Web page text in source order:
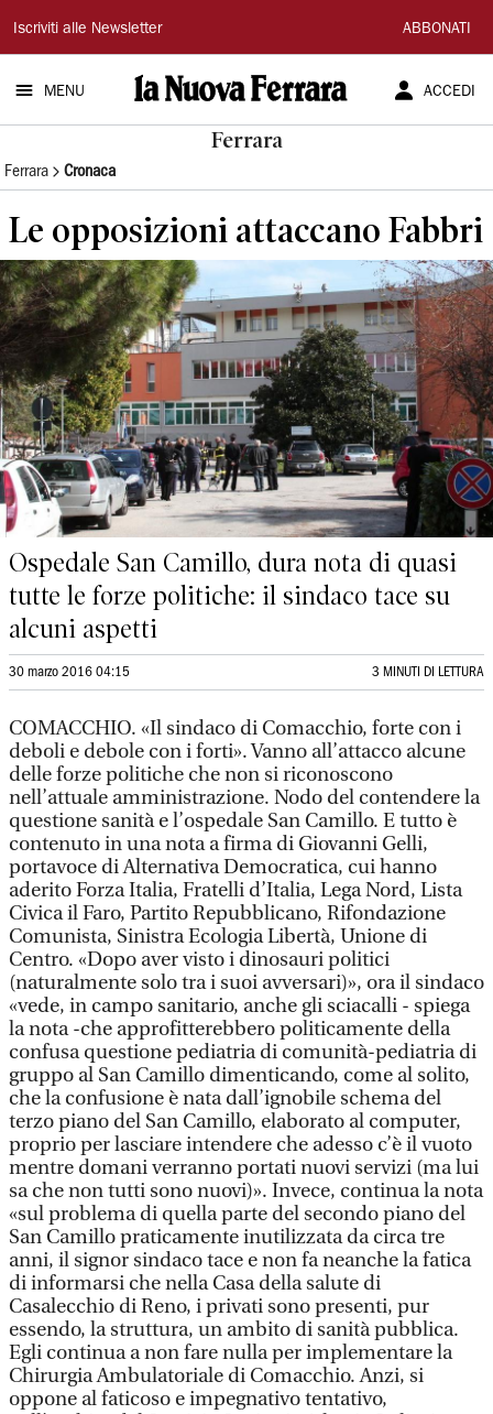
La
Nuova
Ferrara
Iscriviti alle Newsletter ABBONATI
MENU ACCEDI
Ferrara
Ferrara Cronaca
Le opposizioni attaccano Fabbri
Ospedale San Camillo, dura nota di quasi
tutte le forze politiche: il sindaco tace su
alcuni aspetti
30 marzo 2016 04:15 3 MINUTI DI LETTURA
COMACCHIO. «Il sindaco di Comacchio, forte con i
deboli e debole con i forti». Vanno all’attacco alcune
delle forze politiche che non si riconoscono
nell’attuale amministrazione. Nodo del contendere la
questione sanità e l’ospedale San Camillo. E tutto è
contenuto in una nota a firma di Giovanni Gelli,
portavoce di Alternativa Democratica, cui hanno
aderito Forza Italia, Fratelli d’Italia, Lega Nord, Lista
Civica il Faro, Partito Repubblicano, Rifondazione
Comunista, Sinistra Ecologia Libertà, Unione di
Centro. «Dopo aver visto i dinosauri politici
(naturalmente solo tra i suoi avversari)», ora il sindaco
«vede, in campo sanitario, anche gli sciacalli - spiega
la nota -che approfitterebbero politicamente della
confusa questione pediatria di comunità-pediatria di
gruppo al San Camillo dimenticando, come al solito,
che la confusione è nata dall’ignobile schema del
terzo piano del San Camillo, elaborato al computer,
proprio per lasciare intendere che adesso c’è il vuoto
mentre domani verranno portati nuovi servizi (ma lui
sa che non tutti sono nuovi)». Invece, continua la nota
«sul problema di quella parte del secondo piano del
San Camillo praticamente inutilizzata da circa tre
anni, il signor sindaco tace e non fa neanche la fatica
di informarsi che nella Casa della salute di
Casalecchio di Reno, i privati sono presenti, pur
essendo, la struttura, un ambito di sanità pubblica.
Egli continua a non fare nulla per implementare la
Chirurgia Ambulatoriale di Comacchio. Anzi, si
oppone al faticoso e impegnativo tentativo,